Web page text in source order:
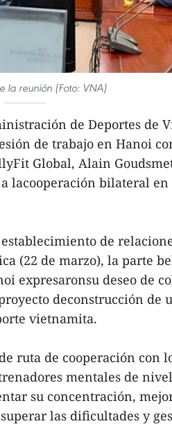
la reunión (Foto: VNA)
de Deportes de
de trabajo en Hanoi
Global, Alain
lacooperación bilateral en
de
(22 de marzo), la parte
expresaronsu deseo de
deconstrucción de
vietnamita.
ruta de cooperación con
mentales de
su concentración,
las dificultades y